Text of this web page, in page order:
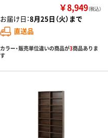
￥8,949（税込）
お届け日：8月25日（火）まで
直送品
カラー・販売単位違いの商品が3商品ありま
す